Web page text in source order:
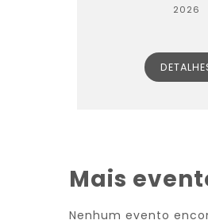
2026
Mais
Nenhum evento